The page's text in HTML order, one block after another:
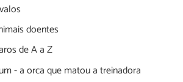
doentes
de A a Z
- a orca que matou a treinadora